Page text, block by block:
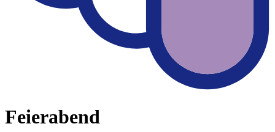
Feierabend